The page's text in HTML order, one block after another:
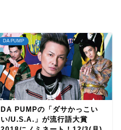
DA PUMP
DA PUMPの「ダサかっこい
い/U.S.A.」が流行語大賞